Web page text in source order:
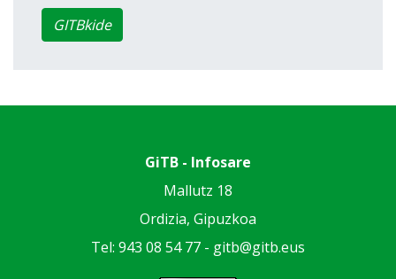
GITBkide
GiTB - Infosare
Mallutz 18
Ordizia, Gipuzkoa
Tel: 943 08 54 77 - gitb@gitb.eus